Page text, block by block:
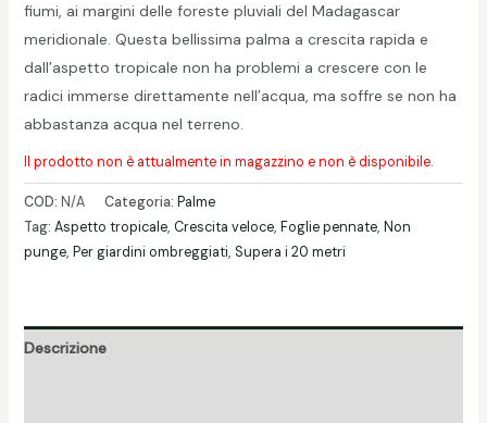
fiumi, ai margini delle foreste pluviali del Madagascar
meridionale. Questa bellissima palma a crescita rapida e
dall’aspetto tropicale non ha problemi a crescere con le
radici immerse direttamente nell’acqua, ma soffre se non ha
abbastanza acqua nel terreno.
Il prodotto non è attualmente in magazzino e non è disponibile.
COD: N/A Categoria: Palme
Tag: Aspetto tropicale, Crescita veloce, Foglie pennate, Non
punge, Per giardini ombreggiati, Supera i 20 metri
Descrizione